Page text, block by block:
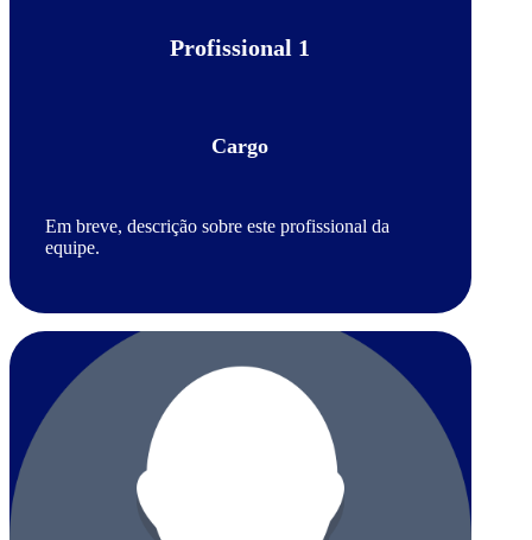
Profissional 1
Cargo
Em breve, descrição sobre este profissional da
equipe.